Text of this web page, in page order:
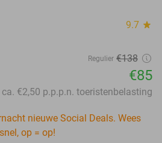
9.7 star
Regulier €138
€85
ca. €2,50 p.p.p.n. toeristenbelasting
nieuwe Social Deals. Wees
snel, op = op!